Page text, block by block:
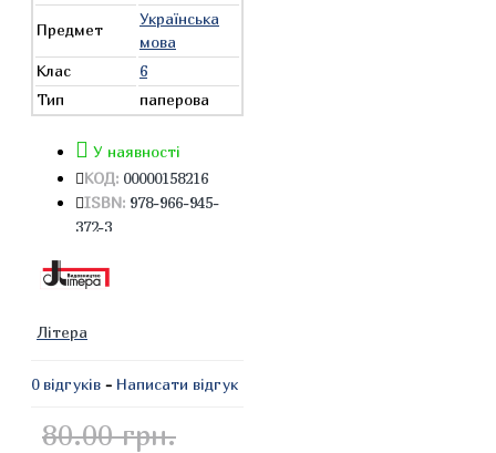
Предмет
Українська
мова
Клас
6
Тип
паперова
У наявності
КОД: 00000158216
ISBN: 978-966-945-
372-3
Літера
0 відгуків - Написати відгук
80.00 грн.